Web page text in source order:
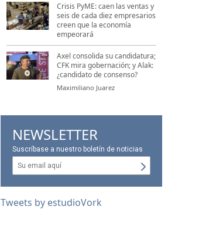
Crisis PyME: caen las ventas y
seis de cada diez empresarios
creen que la economía
empeorará
Axel consolida su candidatura;
CFK mira gobernación; y Alak:
¿candidato de consenso?
Maximiliano Juarez
NEWSLETTER
Suscríbase a nuestro boletín de noticias
Tweets by estudioVork